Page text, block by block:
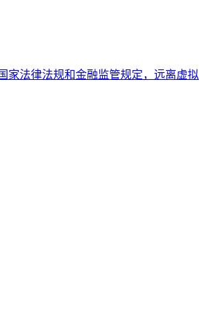
家法律法规和金融监管规定，远离虚拟